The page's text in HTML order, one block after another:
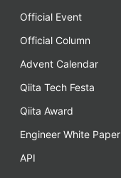
Official Event
Official Column
Advent Calendar
Qiita Tech Festa
Qiita Award
Engineer White Paper
API